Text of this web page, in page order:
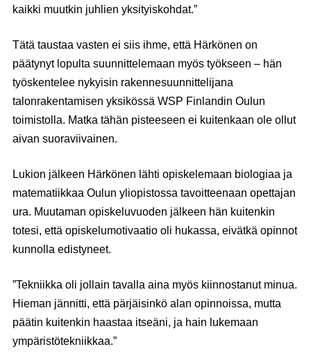
kaikki muutkin juhlien yksityiskohdat.”
Tätä taustaa vasten ei siis ihme, että Härkönen on
päätynyt lopulta suunnittelemaan myös työkseen – hän
työskentelee nykyisin rakennesuunnittelijana
talonrakentamisen yksikössä WSP Finlandin Oulun
toimistolla. Matka tähän pisteeseen ei kuitenkaan ole ollut
aivan suoraviivainen.
Lukion jälkeen Härkönen lähti opiskelemaan biologiaa ja
matematiikkaa Oulun yliopistossa tavoitteenaan opettajan
ura. Muutaman opiskeluvuoden jälkeen hän kuitenkin
totesi, että opiskelumotivaatio oli hukassa, eivätkä opinnot
kunnolla edistyneet.
”Tekniikka oli jollain tavalla aina myös kiinnostanut minua.
Hieman jännitti, että pärjäisinkö alan opinnoissa, mutta
päätin kuitenkin haastaa itseäni, ja hain lukemaan
ympäristötekniikkaa.”